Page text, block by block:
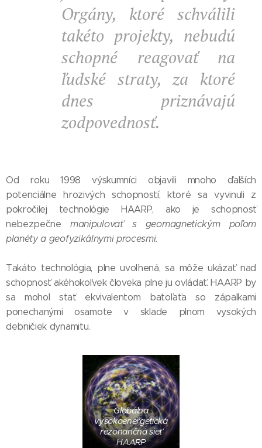
Orgány, ktoré schválili
takéto projekty, nebudú
schopné reagovať na
ľudské straty, za ktoré
dnes priznávajú
zodpovednosť.
Od roku 1998 výskumníci objavili mnoho ďalších
potenciálne hrozivých schopností, ktoré sa vyvinuli z
pokročilej technológie HAARP, ako je schopnosť
nebezpečnemanipulovať s geomagnetickým poľom
planéty a geofyzikálnymi procesmi.
Takáto technológia, plne uvoľnená, sa môže ukázať nad
schopnosť akéhokoľvek človeka plne ju ovládať. HAARP by
sa mohol stať ekvivalentom batoľaťa so zápalkami
ponechanými osamote v sklade plnom vysokých
debničiek dynamitu.
Globálna
vysokoenergetická
rezonančná sieť
HAARP